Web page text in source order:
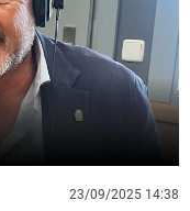
La rosa de los vientos
Gente viajera
Como el perro y el
Caso
Retornados
Equipo de
Operación Viuda
Extremadura
Galicia
La Rioja
Navarra
País Vasco
Virales
Televisión
Elecciones
23/09/2025 14:38